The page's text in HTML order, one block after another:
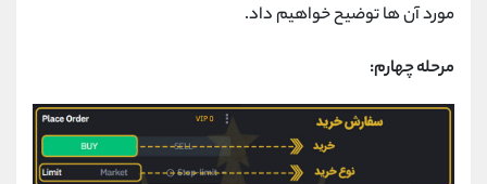
مورد آن ها توضیح خواهیم داد.
مرحله چهارم: